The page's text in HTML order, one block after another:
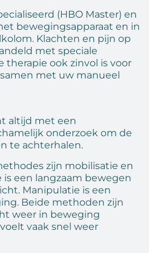
(HBO Master) en
bewegingsapparaat en in
Klachten en pijn op
met speciale
therapie ook zinvol is voor
met uw manueel
altijd met een
onderzoek om de
te achterhalen.
zijn mobilisatie en
een langzaam bewegen
Manipulatie is een
Beide methoden zijn
weer in beweging
vaak snel weer